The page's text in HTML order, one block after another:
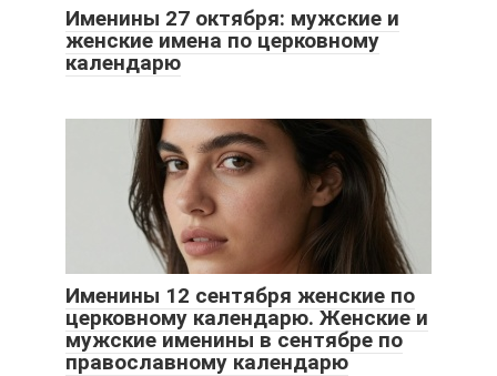
Именины 27 октября: мужские и
женские имена по церковному
календарю
Именины 12 сентября женские по
церковному календарю. Женские и
мужские именины в сентябре по
православному календарю